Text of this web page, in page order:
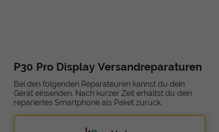
P30 Pro Display Versandreparaturen
Bei den folgenden Reparateuren kannst du dein
Gerät einsenden. Nach kurzer Zeit erhältst du dein
repariertes Smartphone als Paket zurück.